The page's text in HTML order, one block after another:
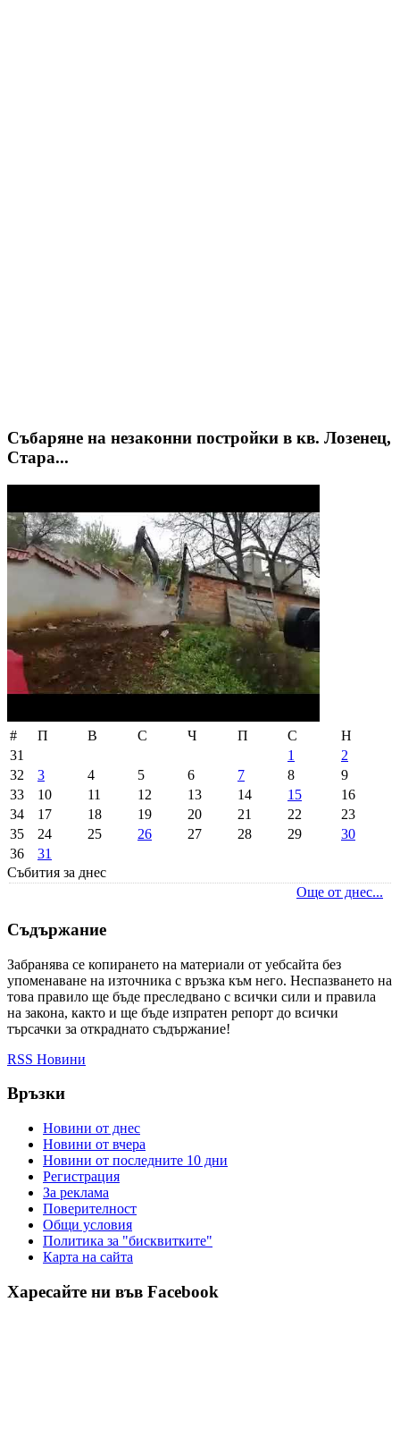
Събаряне на незаконни постройки в кв. Лозенец,
Стара...
# П В С Ч П С
Н
31
1
2
32
3 4 5 6 7 8
9
33
10 11 12 13 14 15
16
34
17 18 19 20 21 22
23
35
24 25 26 27 28 29
30
36
31
Събития за днес
Още от днес...
Съдържание
Забранява се копирането на материали от уебсайта без
упоменаване на източника с връзка към него. Неспазването на
това правило ще бъде преследвано с всички сили и правила
на закона, както и ще бъде изпратен репорт до всички
търсачки за откраднато съдържание!
RSS Новини
Връзки
Новини от днес
Новини от вчера
Новини от последните 10 дни
Регистрация
За реклама
Πoвepитeлнocт
Общи условия
Политика за "бисквитките"
Карта на сайта
Харесайте ни във Facebook